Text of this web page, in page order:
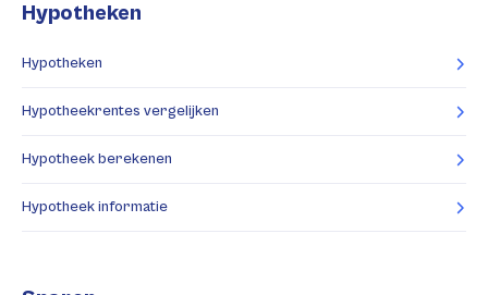
Hypotheken
Hypotheken
Hypotheekrentes vergelijken
Hypotheek berekenen
Hypotheek informatie